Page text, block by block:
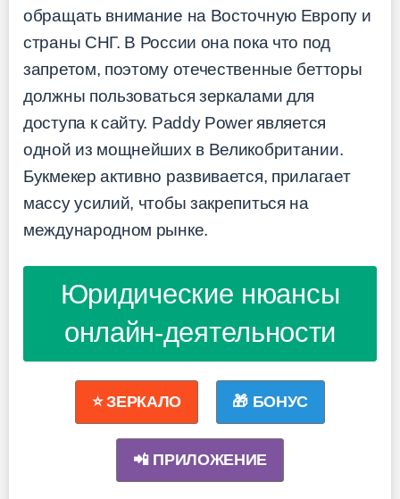
обращать внимание на Восточную Европу и
страны СНГ. В России она пока что под
запретом, поэтому отечественные бетторы
должны пользоваться зеркалами для
доступа к сайту. Paddy Power является
одной из мощнейших в Великобритании.
Букмекер активно развивается, прилагает
массу усилий, чтобы закрепиться на
международном рынке.
Юридические нюансы
онлайн-деятельности
⭐ ЗЕРКАЛО 🎁 БОНУС
📲 ПРИЛОЖЕНИЕ